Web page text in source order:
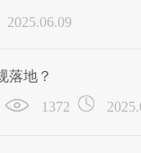
2025.06.09
落地？
1372